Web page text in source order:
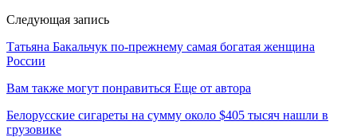
Следующая запись
Татьяна Бакальчук по-прежнему самая богатая женщина
России
Вам также могут понравиться Еще от автора
Белорусские сигареты на сумму около $405 тысяч нашли в
грузовике